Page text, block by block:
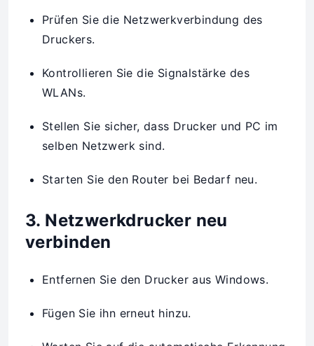
Prüfen Sie die Netzwerkverbindung des
Druckers.
Kontrollieren Sie die Signalstärke des
WLANs.
Stellen Sie sicher, dass Drucker und PC im
selben Netzwerk sind.
Starten Sie den Router bei Bedarf neu.
3. Netzwerkdrucker neu
verbinden
Entfernen Sie den Drucker aus Windows.
Fügen Sie ihn erneut hinzu.